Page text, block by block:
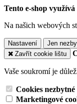
Tento e-shop využívá
Na našich webových
Nastavení Jen
Zavřít cookie lištu
Vaše soukromí je
Cookies
Marketingové